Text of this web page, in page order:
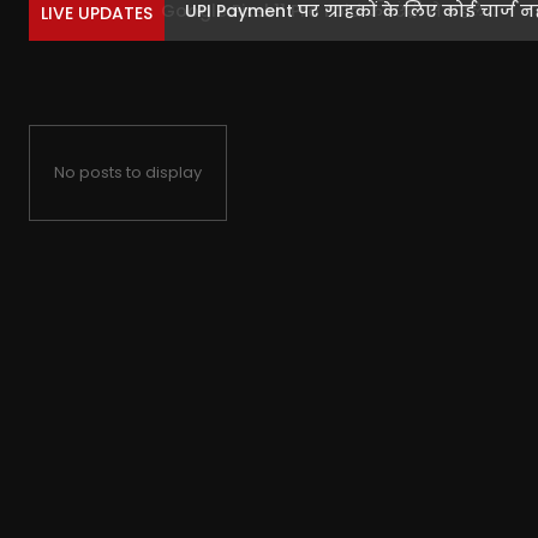
LIVE UPDATES UPI Payment पर ग्राहकों के लिए कोई चार्ज
No posts to display